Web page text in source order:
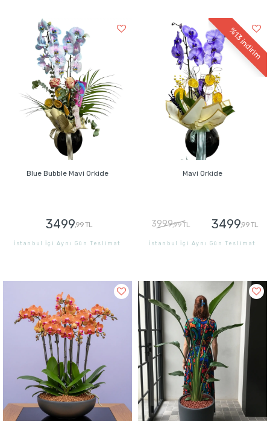
Blue Bubble Mavi Orkide
3499,99 TL
İstanbul İçi Aynı Gün Teslimat
%13
indirim
Mavi Orkide
3999,99 TL 3499,99 TL
İstanbul İçi Aynı Gün Teslimat